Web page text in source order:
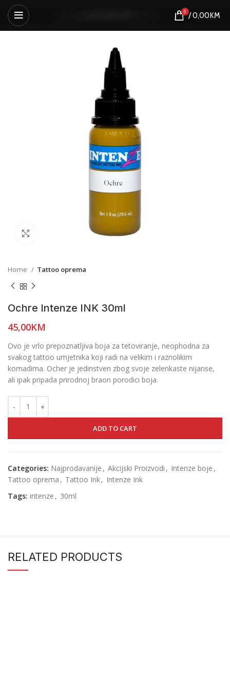
0 /0,00KM
Home Tattoo oprema
Ochre Intenze INK 30ml
45,00KM
Ovo je vrlo prepoznatljiva boja za tetoviranje, neophodna za
svakog tattoo umjetnika koji radi na velikim i raznolikim
komadima. Ocher je jedinstven zbog svoje zelenkaste nijanse,
ali ipak pripada prirodnoj braon porodici boja.
ADD TO CART
Categories: Najprodavanije , Akcijski Proizvodi , Intenze boje ,
Tattoo oprema , Tattoo Ink, Intenze Ink
Tags: intenze , 30ml
RELATED PRODUCTS